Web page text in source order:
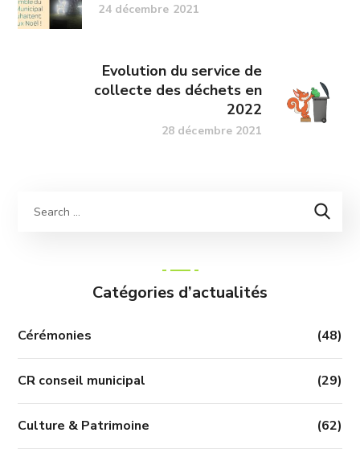
24 décembre 2021
Evolution du service de
collecte des déchets en
2022
28 décembre 2021
Catégories d’actualités
Cérémonies (48)
CR conseil municipal (29)
Culture & Patrimoine (62)